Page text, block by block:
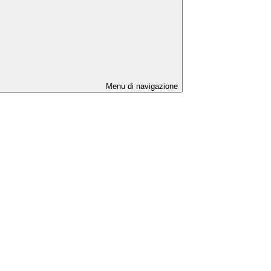
Menu di navigazione